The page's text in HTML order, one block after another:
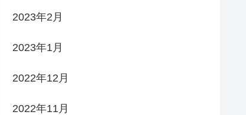
2023年2月
2023年1月
2022年12月
2022年11月